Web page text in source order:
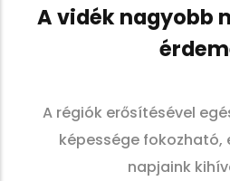
A vidék nagyobb
A régiók erősítésével
képessége fokozható,
napjaink